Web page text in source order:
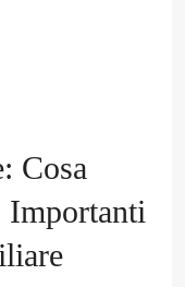
Cosa
Importanti